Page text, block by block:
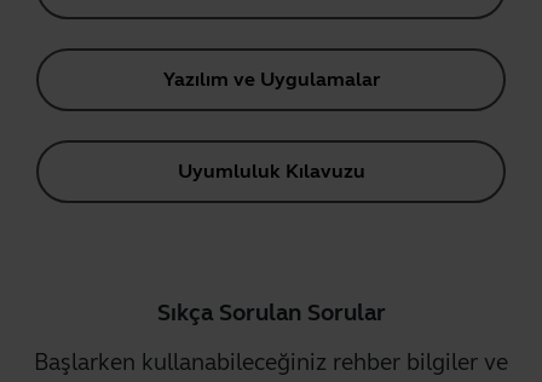
Yazılım ve Uygulamalar
Uyumluluk Kılavuzu
Sıkça Sorulan Sorular
Başlarken kullanabileceğiniz rehber bilgiler ve